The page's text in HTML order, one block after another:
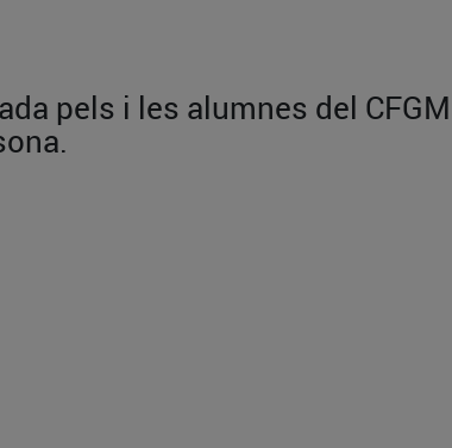
pels i les alumnes del